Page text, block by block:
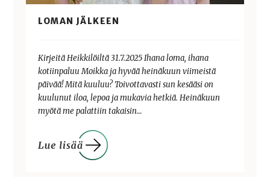
LOMAN JÄLKEEN
Kirjeitä Heikkilöiltä 31.7.2025 Ihana loma, ihana
kotiinpaluu Moikka ja hyvää heinäkuun viimeistä
päivää! Mitä kuuluu? Toivottavasti sun kesääsi on
kuulunut iloa, lepoa ja mukavia hetkiä. Heinäkuun
myötä me palattiin takaisin…